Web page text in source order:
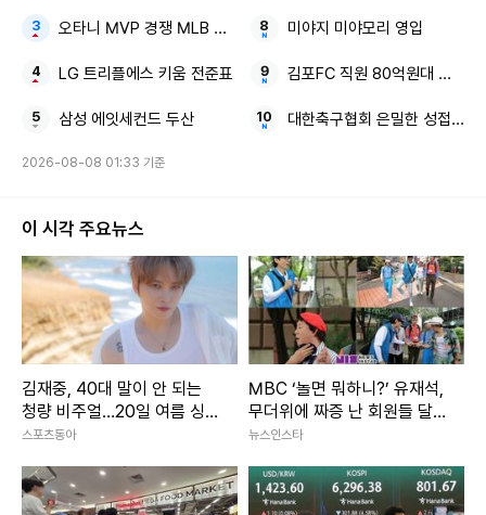
오타니 MVP 경쟁 MLB 새 역사
LG 트리플에스 키움 전준표
삼성 에잇세컨드 두산
미야지 미야모리 영입
김포FC 직원 80억원대 횡령
대한축구협회 은밀한 성접대
2026-08-08 01:33 기준
이 시각 주요뉴스
김재중, 40대 말이 안 되는
청량 비주얼…20일 여름 싱글
발매
스포츠동아
MBC ‘놀면 뭐하니?’ 유재석,
무더위에 짜증 난 회원들 달
랠 수 있을까
뉴스인스타